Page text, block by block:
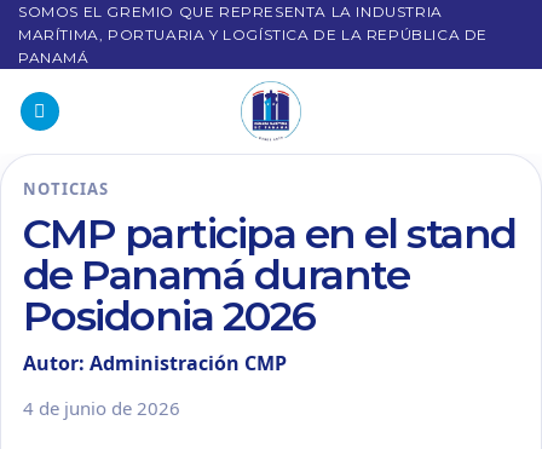
SOMOS EL GREMIO QUE REPRESENTA LA INDUSTRIA
MARÍTIMA, PORTUARIA Y LOGÍSTICA DE LA REPÚBLICA DE
PANAMÁ
NOTICIAS
CMP participa en el stand
de Panamá durante
Posidonia 2026
Autor: Administración CMP
4 de junio de 2026